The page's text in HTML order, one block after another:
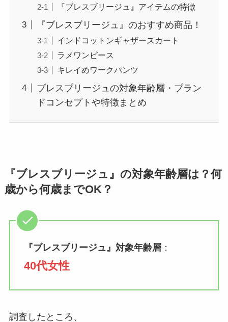
『ブレスブリージュ』アイテムの特徴
『ブレスブリージュ』のおすすめ商品！
インドコットンギャザースカート
ラメワンピース
キレイめワークパンツ
ブレスブリージュの対象年齢層・ブラン
ドコンセプトや特徴まとめ
『ブレスブリージュ』の対象年齢層は？何
歳から何歳までOK？
『ブレスブリージュ 』対象年齢層：
40代女性
調査したところ、